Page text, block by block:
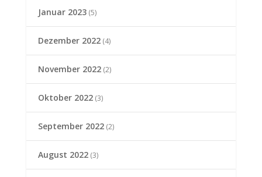
Januar 2023(5)
Dezember 2022(4)
November 2022(2)
Oktober 2022(3)
September 2022(2)
August 2022(3)